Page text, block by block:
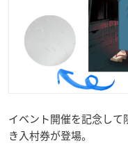
イベント開催を記念し
き入村券が登場。